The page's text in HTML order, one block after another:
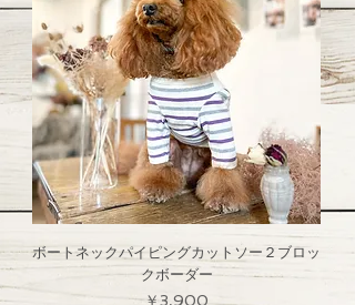
ボートネックパイピングカットソー２ブロッ
クボーダー
価格
￥3,900